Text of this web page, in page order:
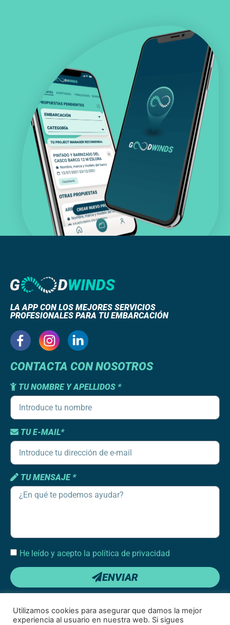
LA APP CON LOS MEJORES SERVICIOS
PROFESIONALES PARA TU EMBARCACIÓN
CONTACTA CON NOSOTROS
TU NOMBRE Y APELLIDOS *
TU E-MAIL*
TU MENSAJE *
He leído y acepto la política de privacidad
ENVIAR
Utilizamos cookies para asegurar que damos la mejor
experiencia al usuario en nuestra web. Si sigues